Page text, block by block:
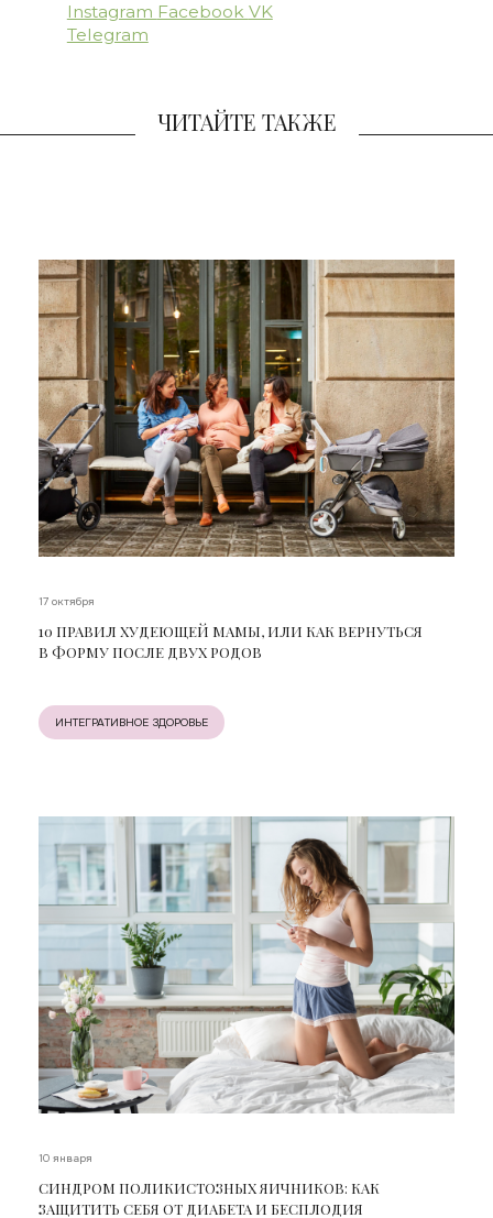
Instagram Facebook VK
Telegram
ЧИТАЙТЕ ТАКЖЕ
17 октября
10 ПРАВИЛ ХУДЕЮЩЕЙ МАМЫ, ИЛИ КАК ВЕРНУТЬСЯ
В ФОРМУ ПОСЛЕ ДВУХ РОДОВ
ИНТЕГРАТИВНОЕ ЗДОРОВЬЕ
10 января
СИНДРОМ ПОЛИКИСТОЗНЫХ ЯИЧНИКОВ: КАК
ЗАЩИТИТЬ СЕБЯ ОТ ДИАБЕТА И БЕСПЛОДИЯ